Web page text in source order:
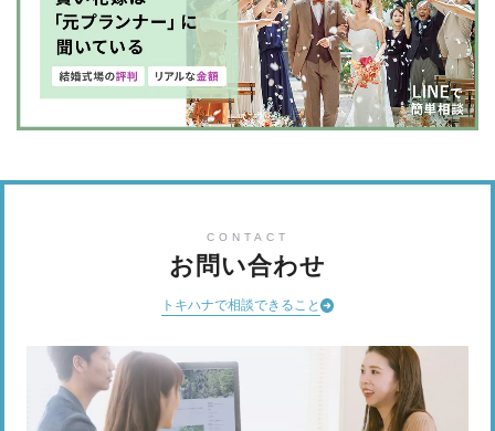
CONTACT
お問い合わせ
トキハナで相談できること